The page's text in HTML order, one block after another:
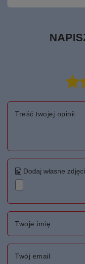
Treść twojej opinii
Dodaj własne
Twoje imię
Twój email